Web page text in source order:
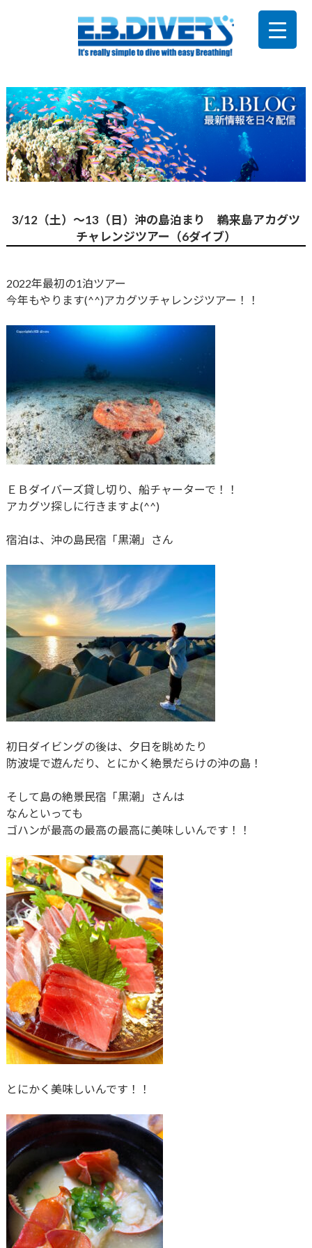
3/12（土）～13（日）沖の島泊まり 鵜来島アカグツ
チャレンジツアー（6ダイブ）
2022年最初の1泊ツアー
今年もやります(^^)アカグツチャレンジツアー！！
ＥＢダイバーズ貸し切り、船チャーターで！！
アカグツ探しに行きますよ(^^)
宿泊は、沖の島民宿「黒潮」さん
初日ダイビングの後は、夕日を眺めたり
防波堤で遊んだり、とにかく絶景だらけの沖の島！
そして島の絶景民宿「黒潮」さんは
なんといっても
ゴハンが最高の最高の最高に美味しいんです！！
とにかく美味しいんです！！